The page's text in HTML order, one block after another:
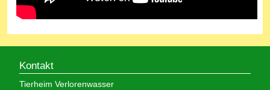
Kontakt
Tierheim Verlorenwasser